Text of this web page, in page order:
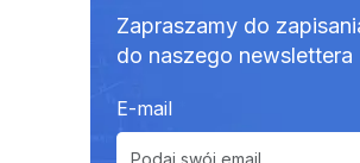
Zapraszamy do
do naszego newslettera
E-mail